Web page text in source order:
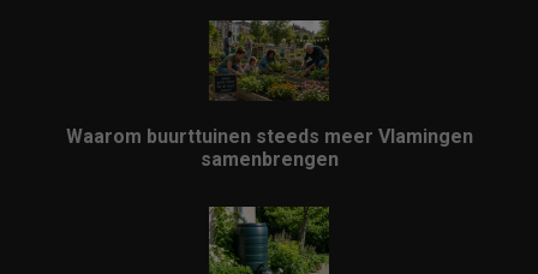
Waarom buurttuinen steeds meer Vlamingen
samenbrengen